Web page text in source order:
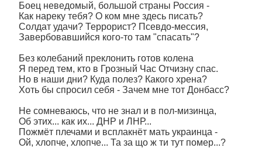
­­­­­­­­­­­­Боец неведомый, большой страны Россия -
Как нареку тебя? О ком мне здесь писать?
Солдат удачи? Террорист? Псевдо-мессия,
Завербовавшийся кого-то там "спасать"?
Без колебаний преклонить готов колена
Я перед тем, кто в Грозный Час Отчизну спас.
Но в наши дни? Куда полез? Какого хрена?
Хоть бы спросил себя - Зачем мне тот Донбасс?
Не сомневаюсь, что не знал и в пол-мизинца,
Об этих... как их... ДНР и ЛНР...
Пожмёт плечами и всплакнёт мать украинца -
Ой, хлопче, хлопче... Та за що ж ти тут помер...?